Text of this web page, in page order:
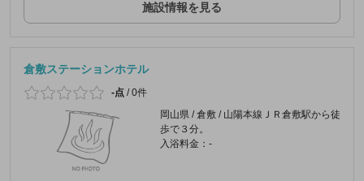
施設情報を見る
倉敷ステーションホテル
-点 /0件
岡山県 / 倉敷 / 山陽本線ＪＲ倉敷駅から徒
歩で３分。
入浴料金：-